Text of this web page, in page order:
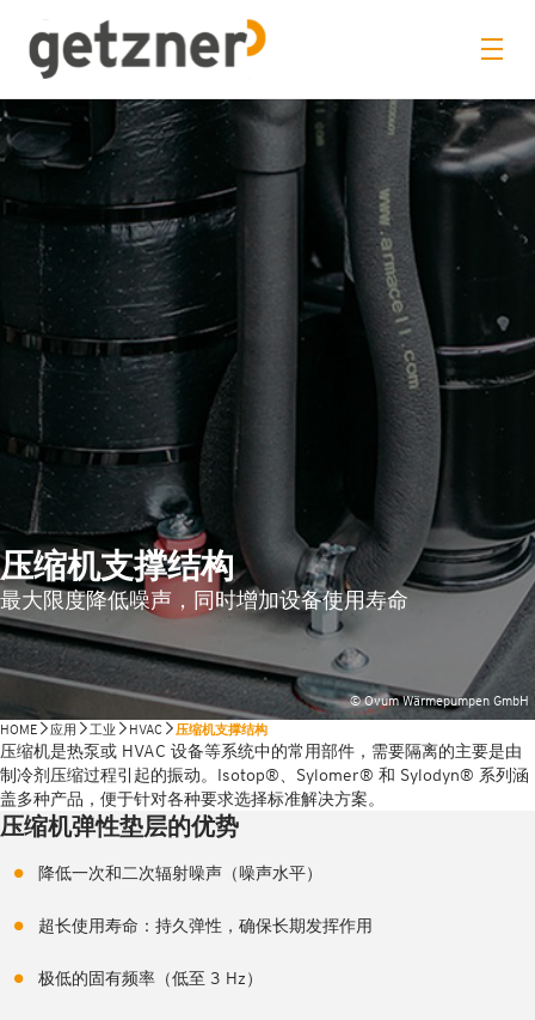
压缩机支撑结构
最大限度降低噪声，同时增加设备使用寿命
© Ovum Wärmepumpen GmbH
HOME
应用 工业 HVAC 压缩机支撑结构
压缩机是热泵或 HVAC 设备等系统中的常用部件，需要隔离的主要是由
制冷剂压缩过程引起的振动。Isotop®、Sylomer® 和 Sylodyn® 系列涵
盖多种产品，便于针对各种要求选择标准解决方案。
压缩机弹性垫层的优势
降低一次和二次辐射噪声（噪声水平）
超长使用寿命：持久弹性，确保长期发挥作用
极低的固有频率（低至 3 Hz）